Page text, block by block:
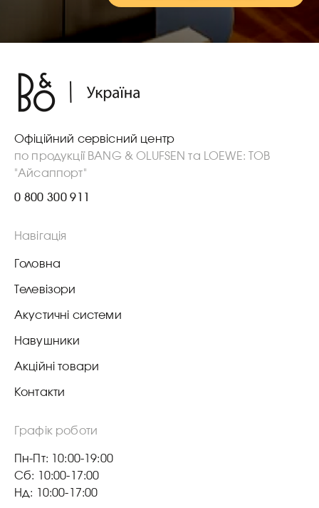
Офіційний сервісний центр
по продукції BANG & OLUFSEN та LOEWE: ТОВ
"Айсаппорт"
0 800 300 911
Навігація
Головна
Телевізори
Акустичні системи
Навушники
Акційні товари
Контакти
Графік роботи
Пн-Пт: 10:00-19:00
Сб: 10:00-17:00
Нд: 10:00-17:00